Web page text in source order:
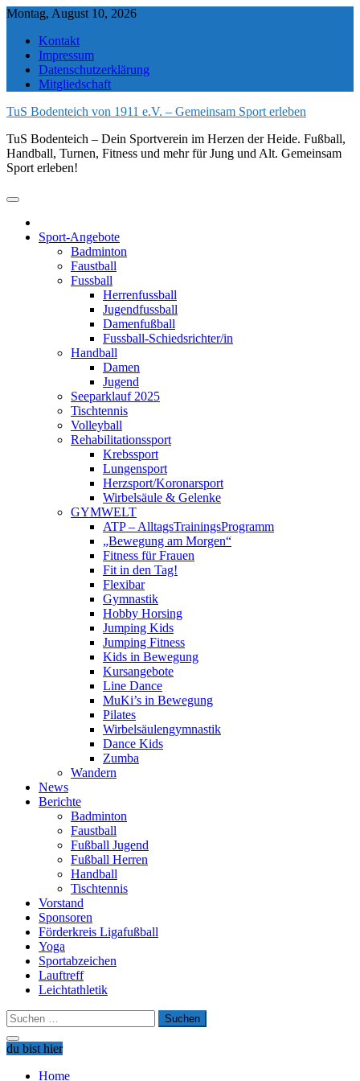
Skip
content
Montag, August 10, 2026
Kontakt
Impressum
Datenschutzerklärung
Mitgliedschaft
TuS Bodenteich von 1911 e.V. – Gemeinsam Sport erleben
TuS Bodenteich – Dein Sportverein im Herzen der Heide. Fußball,
Handball, Turnen, Fitness und mehr für Jung und Alt. Gemeinsam
Sport erleben!
Sport-Angebote
Badminton
Faustball
Fussball
Herrenfussball
Jugendfussball
Damenfußball
Fussball-Schiedsrichter/in
Handball
Damen
Jugend
Seeparklauf 2025
Tischtennis
Volleyball
Rehabilitationssport
Krebssport
Lungensport
Herzsport/Koronarsport
Wirbelsäule & Gelenke
GYMWELT
ATP – AlltagsTrainingsProgramm
„Bewegung am Morgen“
Fitness für Frauen
Fit in den Tag!
Flexibar
Gymnastik
Hobby Horsing
Jumping Kids
Jumping Fitness
Kids in Bewegung
Kursangebote
Line Dance
MuKi’s in Bewegung
Pilates
Wirbelsäulengymnastik
Dance Kids
Zumba
Wandern
News
Berichte
Badminton
Faustball
Fußball Jugend
Fußball Herren
Handball
Tischtennis
Vorstand
Sponsoren
Förderkreis Ligafußball
Yoga
Sportabzeichen
Lauftreff
Leichtathletik
Suchen
nach:
du bist hier
Home